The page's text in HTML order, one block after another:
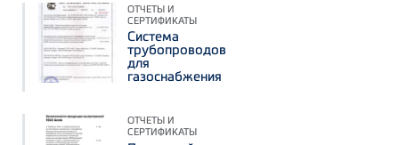
ОТЧЕТЫ И
СЕРТИФИКАТЫ
Система
трубопроводов
для
газоснабжения
ОТЧЕТЫ И
СЕРТИФИКАТЫ